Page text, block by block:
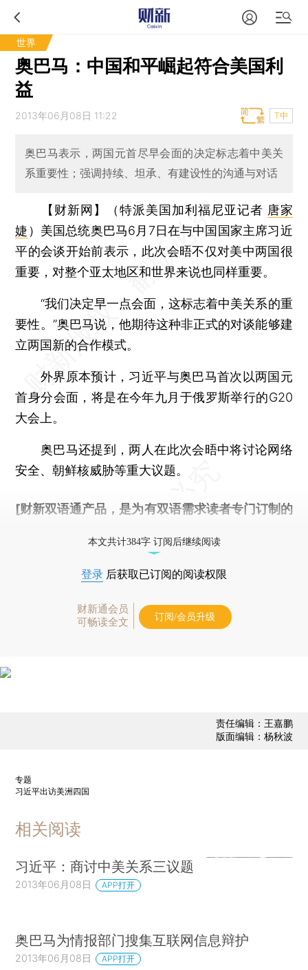
世界
奥巴马：中国和平崛起符合美国利
益
2013年06月08日 11:22 T中
奥巴马表示，两国元首尽早会面的决定标志着中美关
系重要性；强调持续、坦承、有建设性的沟通与对话
【财新网】（特派美国加利福尼亚记者 唐家
婕 ） 美国总统奥巴马6月7日在与中国国家主席习近
平的会谈开始前表示，此次会晤不仅对美中两国很
重要，对整个亚太地区和世界来说也同样重要。
“我们决定早一点会面，这标志着中美关系的重
要性。”奥巴马说，他期待这种非正式的对谈能够建
立两国新的合作模式。
外界原本预计，习近平与奥巴马首次以两国元
首身分会面，将是在今年九月于俄罗斯举行的G20
大会上。
奥巴马还提到，两人在此次会晤中将讨论网络
安全、朝鲜核威胁等重大议题。
[财新双语通产品，是为有双语需求读者专门订制的
本文共计384字 订阅后继续阅读
登录 后获取已订阅的阅读权限
财新通会员
可畅读全文
订阅/会员升级
责任编辑：王嘉鹏
版面编辑：杨秋波
专题
习近平出访美洲四国
相关阅读
习近平：商讨中美关系三议题
2013年06月08日 APP打开
奥巴马为情报部门搜集互联网信息辩护
2013年06月08日 APP打开